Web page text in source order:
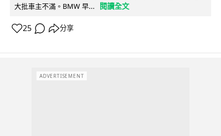
大批車主不滿。BMW 早...
閱讀全文
25 分享
ADVERTISEMENT